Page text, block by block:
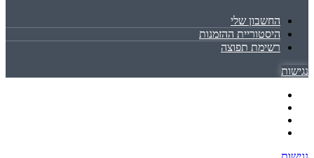
החשבון שלי
היסטוריית ההזמנות
רשימת תפוצה
נגישות